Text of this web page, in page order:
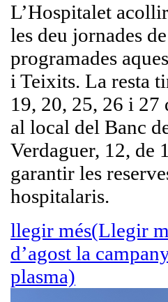
L’Hospitalet
les deu jornades
programades
i Teixits. La resta
19, 20, 25, 26 i 27
al local del Banc
Verdaguer, 12, de
garantir les
hospitalaris.
llegir més(Llegir
d’agost la
plasma)